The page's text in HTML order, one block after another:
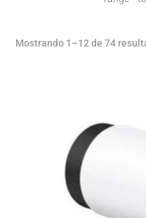
Mostrando 1–12 de 74